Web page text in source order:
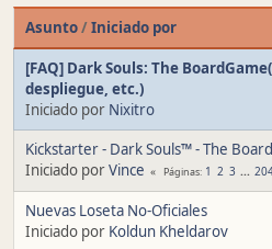
Asunto/Iniciado por
[FAQ] Dark Souls: The
despliegue, etc.)
Iniciado por Nixitro
Kickstarter - Dark Souls™ - The
Iniciado porVince Páginas 1 2 3 ...
Nuevas Loseta No-Oficiales
Iniciado por Koldun Kheldarov